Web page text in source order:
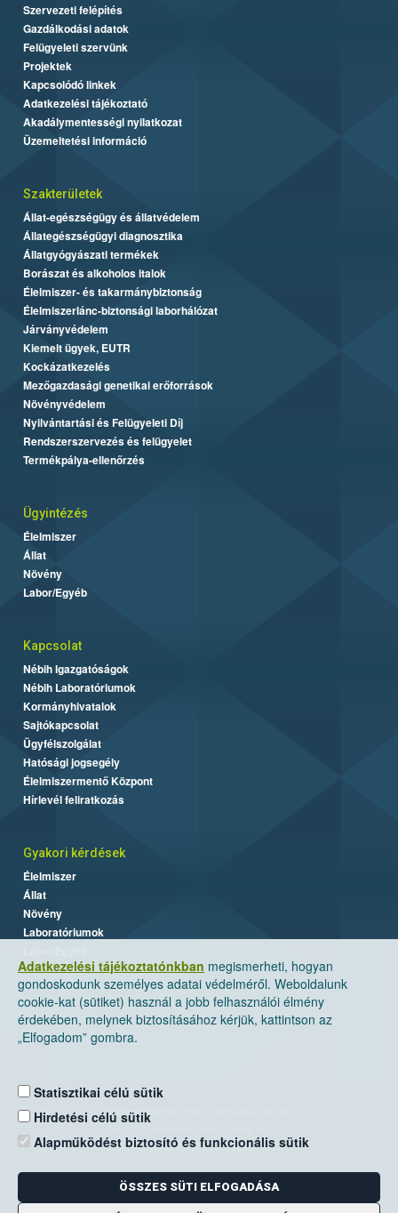
Adatkezelési tájékoztatónkban megismerheti, hogyan
gondoskodunk személyes adatai védelméről. Weboldalunk
cookie-kat (sütiket) használ a jobb felhasználói élmény
érdekében, melynek biztosításához kérjük, kattintson az
„Elfogadom” gombra.
Statisztikai célú sütik
Hirdetési célú sütik
Alapműködést biztosító és funkcionális sütik
ÖSSZES SÜTI ELFOGADÁSA
Szervezeti felépítés
Gazdálkodási adatok
Felügyeleti szervünk
Projektek
Kapcsolódó linkek
Adatkezelési tájékoztató
Akadálymentességi nyilatkozat
Üzemeltetési információ
Szakterületek
Állat-egészségügy és állatvédelem
Állategészségügyi diagnosztika
Állatgyógyászati termékek
Borászat és alkoholos italok
Élelmiszer- és takarmánybiztonság
Élelmiszerlánc-biztonsági laborhálózat
Járványvédelem
Kiemelt ügyek, EUTR
Kockázatkezelés
Mezőgazdasági genetikai erőforrások
Növényvédelem
Nyilvántartási és Felügyeleti Díj
Rendszerszervezés és felügyelet
Termékpálya-ellenőrzés
Ügyintézés
Élelmiszer
Állat
Növény
Labor/Egyéb
Kapcsolat
Nébih Igazgatóságok
Nébih Laboratóriumok
Kormányhivatalok
Sajtókapcsolat
Ügyfélszolgálat
Hatósági jogsegély
Élelmiszermentő Központ
Hírlevél feliratkozás
Gyakori kérdések
Élelmiszer
Állat
Növény
Laboratóriumok
Nemzeti Élelmiszerlánc-biztonsági Hivatal
Levelezési cím: 1525 Budapest. Pf. 30.
E-mail:ugyfelszolgalat@nebih.gov.hu